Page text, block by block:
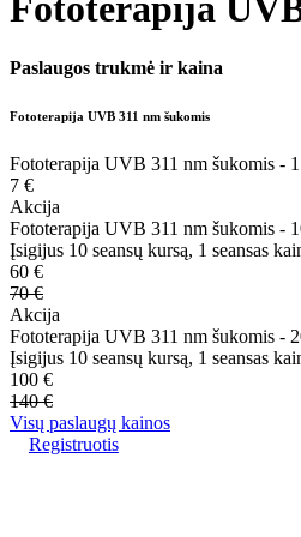
Fototerapija
Paslaugos trukmė ir kaina
Fototerapija UVB 311 nm šukomis
Fototerapija UVB 311 nm šukomis - 1
7 €
Akcija
Fototerapija UVB 311 nm šukomis -
Įsigijus 10 seansų kursą, 1 seansas
60 €
70 €
Akcija
Fototerapija UVB 311 nm šukomis -
Įsigijus 10 seansų kursą, 1 seansas
100 €
140 €
Visų paslaugų kainos
Registruotis